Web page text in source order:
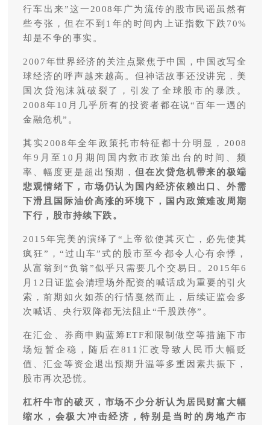
行车出来”这一2008年广为流传的股市民谣虽然有
些夸张，但在不到1年的时间内上证指数下跌70%
却是不争的事实。
2007年世界经济的关注点聚焦于中国，中国改写全
球经济的呼声越来越高。但神话故事还没讲完，美
国次贷泡沫就破裂了，引发了全球股市的暴跌。
2008年10月几乎所有的投资者都在说“百年一遇的
金融危机”。
其实2008年全年政策托市特征都十分明显，2008
年9月至10月期间国内救市政策出台的时间、频
率、幅度更是超出预期，但在次贷危机带来的极端
悲观情绪下，市场仍认为国内经济依赖出口、外需
下滑且国际油价高涨的环境下，国内政策难改周期
下行，股市持续下跌。
2015年完美的演绎了“上帝欲使其灭亡，必先使其
疯狂”，“过山车”式的股市至今都令人心有余悸，
从富翁到“负翁”似乎只需要几个交易日。2015年6
月12日证监会清理场外配资的喊话成为重要的引火
索，前期如火如荼的行情戛然而止，后续证监会多
次喊话、央行双降都无法阻止“千股跌停”。
在汇金、券商申购蓝筹ETF和限制做空等措施下市
场短暂企稳，随后在811汇改导致人民币大幅贬
值、汇金等资金退出预期升温等多重因素共振下，
股市再次恐慌。
杠杆牛市的破灭，市场不少分析认为居民财富大幅
缩水，会极大冲击经济，特别是当时的房地产市